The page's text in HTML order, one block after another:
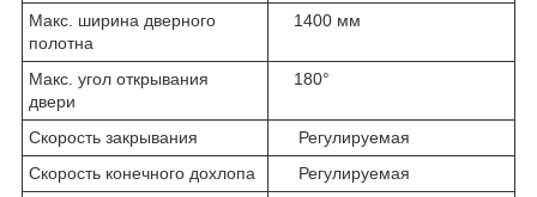
Макс. ширина дверного
полотна
1400 мм
Макс. угол открывания
двери
180°
Скорость закрывания
Регулируемая
Скорость конечного дохлопа
Регулируемая